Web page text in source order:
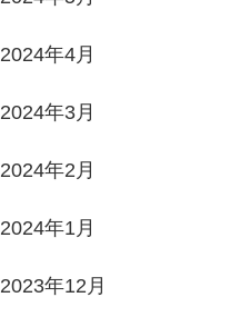
2024年4月
2024年3月
2024年2月
2024年1月
2023年12月